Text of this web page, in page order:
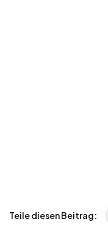
Teile diesen Beitrag: